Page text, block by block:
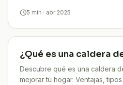
5 min · abr 2025
¿Qué es una caldera
Descubre qué es una caldera
mejorar tu hogar. Ventajas,